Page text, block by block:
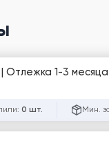
Отлежка 1-3
0 шт. Мин.